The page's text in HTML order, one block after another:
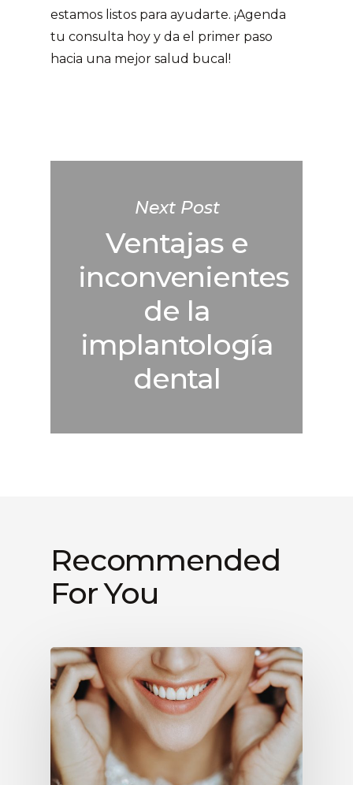
estamos listos para ayudarte. ¡Agenda
tu consulta hoy y da el primer paso
hacia una mejor salud bucal!
Next Post
Ventajas e
inconvenientes
de la
implantología
dental
Recommended
For You